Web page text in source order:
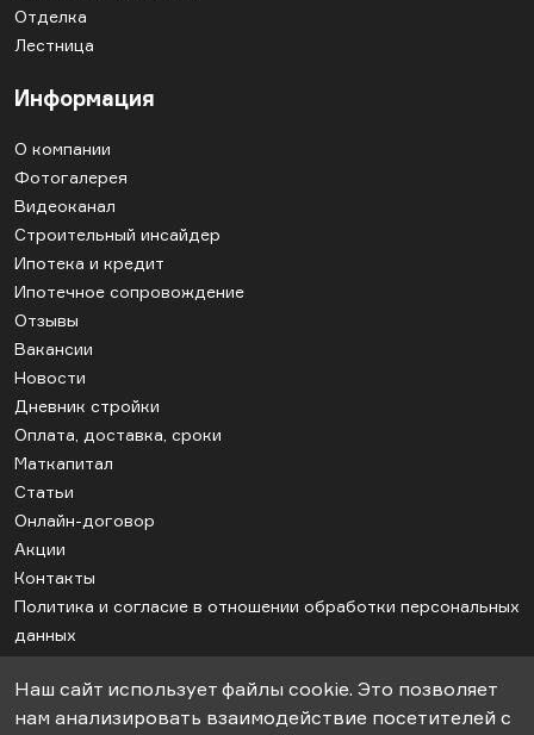
Отделка
Лестница
Информация
О компании
Фотогалерея
Видеоканал
Строительный инсайдер
Ипотека и кредит
Ипотечное сопровождение
Отзывы
Вакансии
Новости
Дневник стройки
Оплата, доставка, сроки
Маткапитал
Статьи
Онлайн-договор
Акции
Контакты
Политика и согласие в отношении обработки персональных
данных
Соглашение об использовании cookie
Карта сайта
Наш сайт использует файлы cookie. Это позволяет
нам анализировать взаимодействие посетителей с